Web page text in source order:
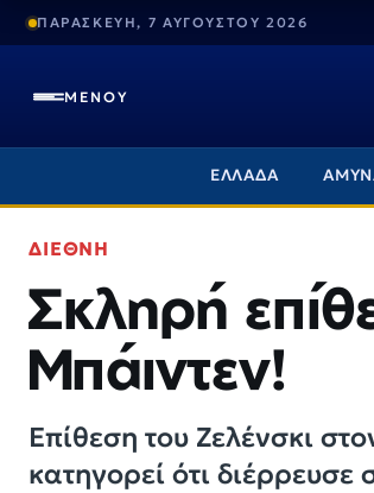
ΠΑΡΑΣΚΕΥΗ, 7 ΑΥΓΟΥΣΤΟΥ 2026
ΜΕΝΟΥ
ΕΛΛΑΔΑ
ΔΙΕΘΝΗ
Σκληρή
Μπάιντεν!
Επίθεση του Ζελένσκι
κατηγορεί ότι